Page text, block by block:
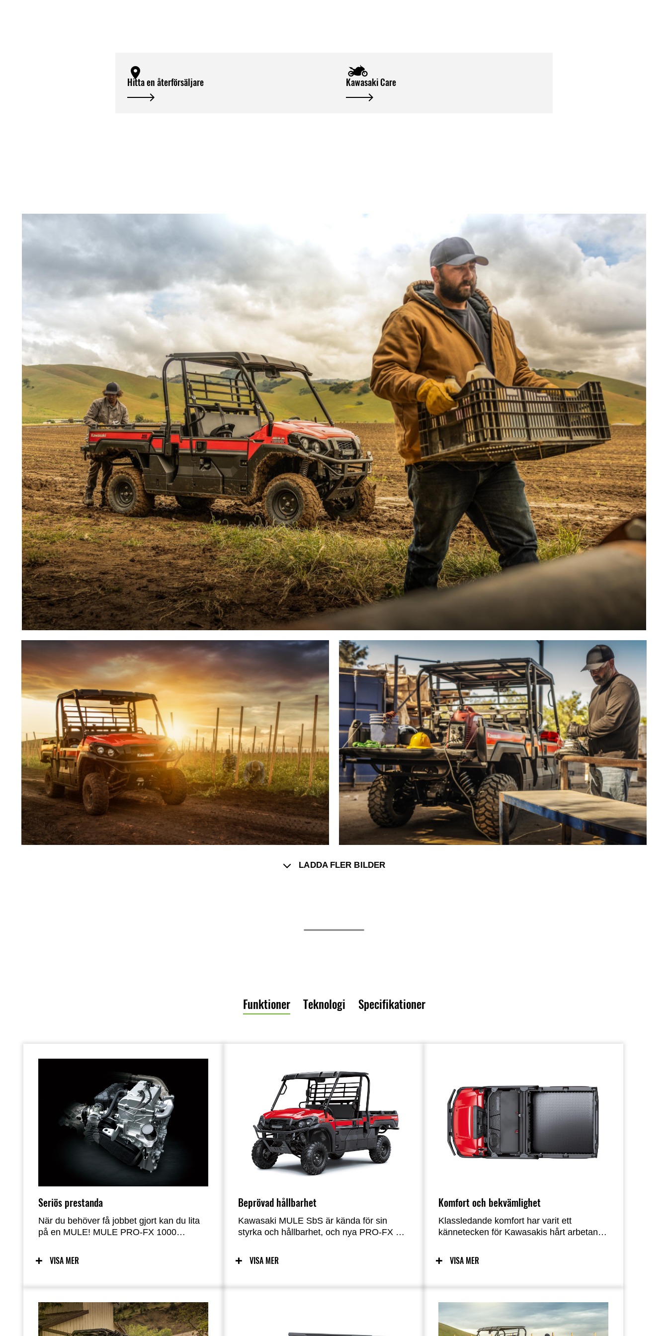
Hitta en återförsäljare Kawasaki Care
LADDA FLER BILDER
Funktioner Teknologi Specifikationer
Seriös prestanda
När du behöver få jobbet gjort kan du lita
på en MULE! MULE PRO-FX 1000
chassiprestandan hos modellerna i MULE
PRO-serien med en ny Kawasaki-byggd
rörelser.
VISA MER
Beprövad hållbarhet
Kawasaki MULE SbS är kända för sin
styrka och hållbarhet, och nya PRO-FX är
Kawasakis sortiment byggdes dessa nya
flaggskeppsmodeller för att hålla i en
VISA MER
Komfort och bekvämlighet
Klassledande komfort har varit ett
kännetecken för Kawasakis hårt arbetande
levererar på den fronten, med den nya
fjädringen med längre slaglängd som
chassistrukturen och det rymliga
interiören. Bekvämligheter som EPS,
justerbart rattstöd, praktiska
VISA MER